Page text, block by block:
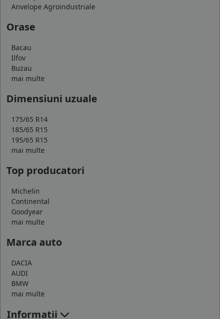
Anvelope Agroindustriale
Orase
Bacau
Ilfov
Buzau
mai multe
Dimensiuni uzuale
175/65 R14
185/65 R15
195/65 R15
mai multe
Top producatori
Michelin
Continental
Goodyear
mai multe
Marca auto
DACIA
AUDI
BMW
mai multe
Informatii